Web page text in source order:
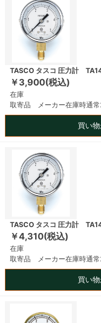
TASCO タスコ 圧力計
￥3,900(税込)
在庫
取寄品 メーカー在庫時通常
買い
TASCO タスコ 圧力計
￥4,310(税込)
在庫
取寄品 メーカー在庫時通常
買い